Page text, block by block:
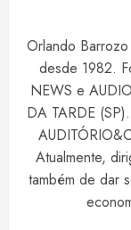
Orlando
desde 1982.
NEWS e
DA TARDE
Atualmente,
também de dar